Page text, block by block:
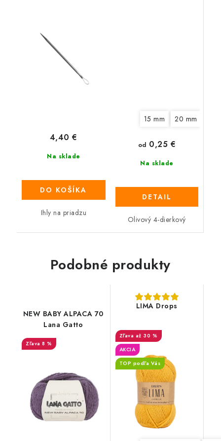
Na sklade
4,40 €
DO KOŠÍKA
Ihly na priadzu
15 mm 20 mm
Na sklade
od 0,25 €
DETAIL
Olivový 4-dierkový
Podobné produkty
NEW BABY ALPACA 70
Lana Gatto
8 %
LIMA Drops
až 30 %
AKCIA
TOP podľa Vás